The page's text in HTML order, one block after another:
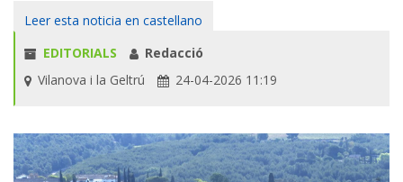
Leer esta noticia en castellano
EDITORIALS
Redacció
Vilanova i la Geltrú
24-04-2026 11:19